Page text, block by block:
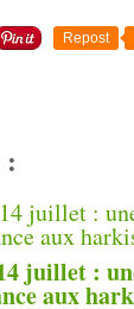
Repost
:
juillet :
aux